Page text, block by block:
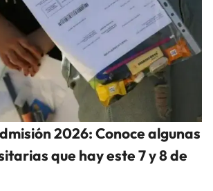
2026: Conoce algunas
que hay este 7 y 8 de